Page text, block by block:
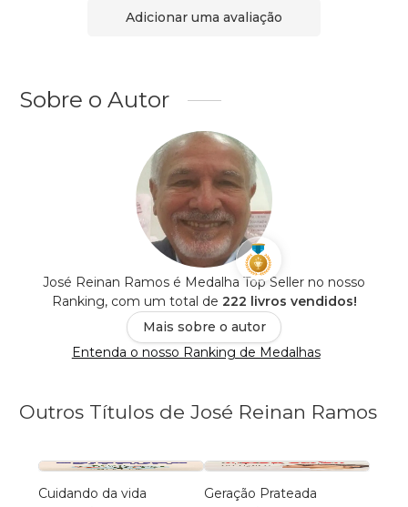
Adicionar uma avaliação
Sobre o Autor
José Reinan Ramos é Medalha Top Seller no nosso
Ranking, com um total de 222 livros vendidos!
Mais sobre o autor
Entenda o nosso Ranking de Medalhas
Outros Títulos de José Reinan Ramos
Cuidando da vida
Geração Prateada